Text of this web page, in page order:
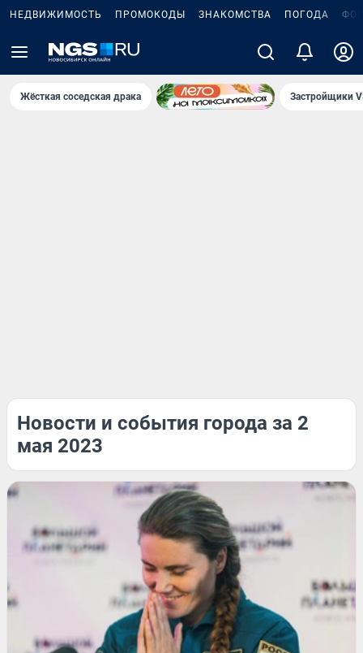
НЕДВИЖИМОСТЬ ПРОМОКОДЫ ЗНАКОМСТВА ПОГОДА
Жёсткая соседская драка Застройщики
Новости и события города за 2
мая 2023